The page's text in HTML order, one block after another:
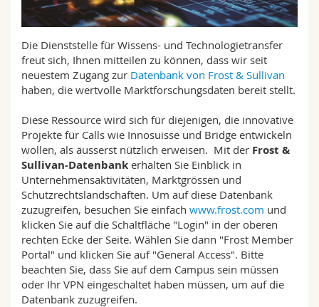
Math.-Nat. und Med. Fak.
Interfakultär
Mitarbeitende
Doktorierende
Webmail
Vorlesungsverzeichnis
MyUnifr
Die Dienststelle für Wissens- und Technologietransfer
freut sich, Ihnen mitteilen zu können, dass wir seit
neuestem Zugang zur Datenbank von Frost & Sullivan
haben, die wertvolle Marktforschungsdaten bereit stellt.
Diese Ressource wird sich für diejenigen, die innovative
Projekte für Calls wie Innosuisse und Bridge entwickeln
wollen, als äusserst nützlich erweisen. Mit der Frost &
Sullivan-Datenbank erhalten Sie Einblick in
Unternehmensaktivitäten, Marktgrössen und
Schutzrechtslandschaften. Um auf diese Datenbank
zuzugreifen, besuchen Sie einfach www.frost.com und
klicken Sie auf die Schaltfläche "Login" in der oberen
rechten Ecke der Seite. Wählen Sie dann "Frost Member
Portal" und klicken Sie auf "General Access". Bitte
beachten Sie, dass Sie auf dem Campus sein müssen
oder Ihr VPN eingeschaltet haben müssen, um auf die
Datenbank zuzugreifen.